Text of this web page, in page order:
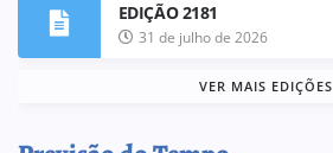
EDIÇÃO 2181
31 de julho de 2026
VER MAIS EDIÇÕES